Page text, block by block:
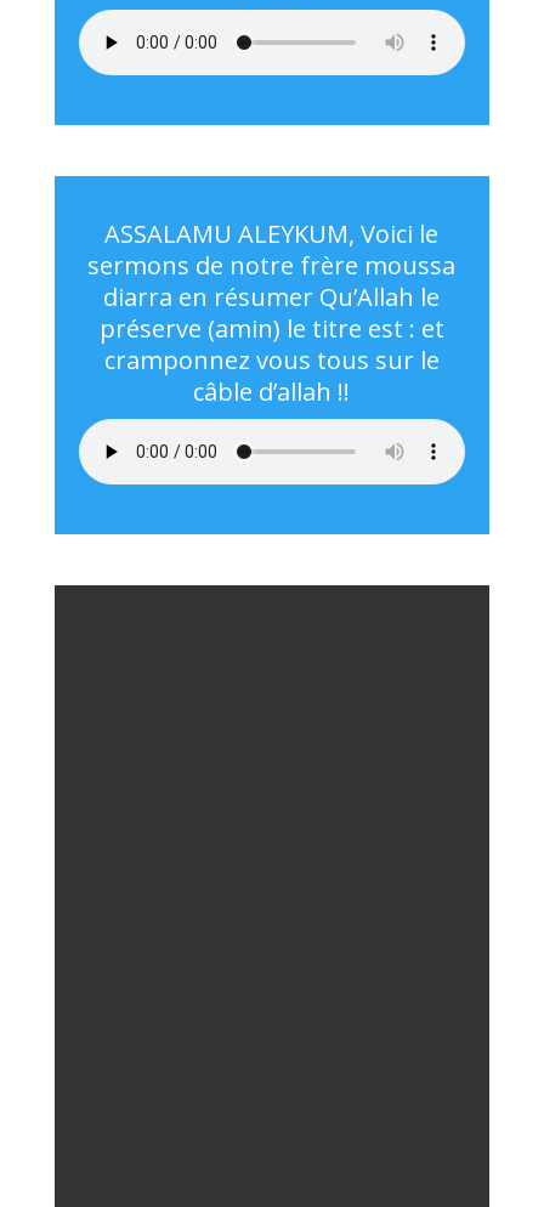
ASSALAMU ALEYKUM, Voici le
sermons de notre frère moussa
diarra en résumer Qu’Allah le
préserve (amin) le titre est : et
cramponnez vous tous sur le
câble d’allah !!